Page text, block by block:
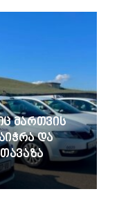
მართვის
და